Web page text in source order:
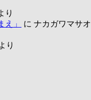
り
え」
に ナカガワマサオ
り